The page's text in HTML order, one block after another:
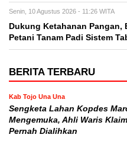
Senin, 10 Agustus 2026 - 11:26 WITA
Dukung Ketahanan
Petani Tanam Padi Sistem
BERITA TERBARU
Kab Tojo Una Una
Sengketa Lahan Kopdes
Mengemuka, Ahli Waris
Pernah Dialihkan